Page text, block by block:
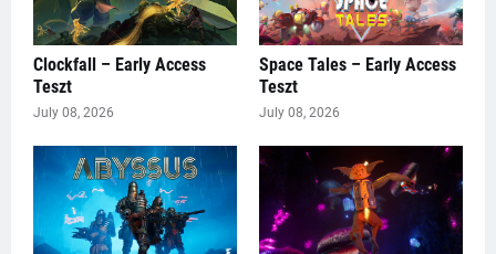
Clockfall – Early Access
Teszt
July 08, 2026
Space Tales – Early Access
Teszt
July 08, 2026